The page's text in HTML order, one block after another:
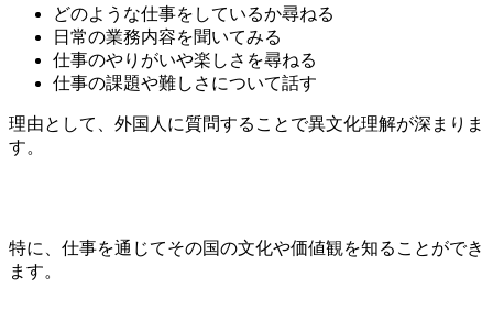
どのような仕事をしているか尋ねる
日常の業務内容を聞いてみる
仕事のやりがいや楽しさを尋ねる
仕事の課題や難しさについて話す
理由として、外国人に質問することで異文化理解が深まりま
す。
特に、仕事を通じてその国の文化や価値観を知ることができ
ます。